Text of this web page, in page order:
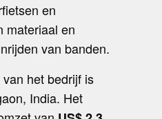
en
materiaal en
van banden.
het bedrijf is
India. Het